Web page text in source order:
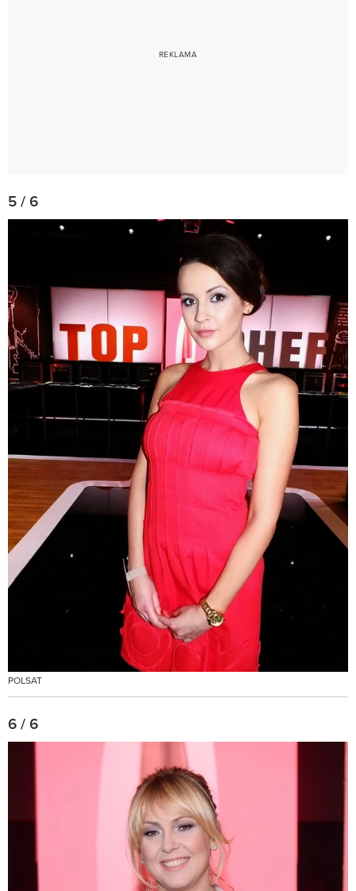
5 / 6
POLSAT
6 / 6